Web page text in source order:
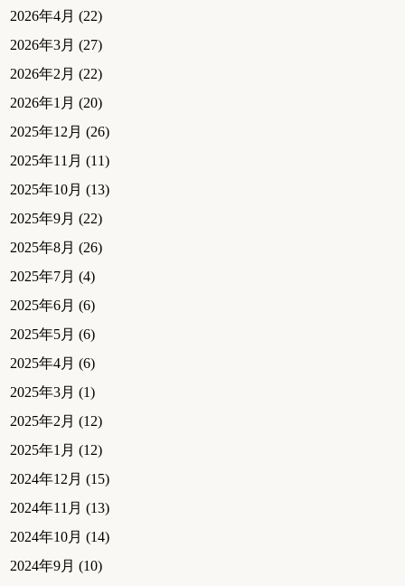
2026年4月 (22)
2026年3月 (27)
2026年2月 (22)
2026年1月 (20)
2025年12月 (26)
2025年11月 (11)
2025年10月 (13)
2025年9月 (22)
2025年8月 (26)
2025年7月 (4)
2025年6月 (6)
2025年5月 (6)
2025年4月 (6)
2025年3月 (1)
2025年2月 (12)
2025年1月 (12)
2024年12月 (15)
2024年11月 (13)
2024年10月 (14)
2024年9月 (10)